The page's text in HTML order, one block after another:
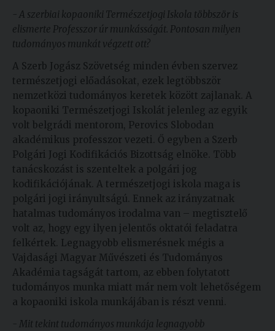
- A szerbiai kopaoniki Természetjogi Iskola többször is
elismerte Professzor úr munkásságát. Pontosan milyen
tudományos munkát végzett ott?
A Szerb Jogász Szövetség minden évben szervez
természetjogi előadásokat, ezek legtöbbször
nemzetközi tudományos keretek között zajlanak. A
kopaoniki Természetjogi Iskolát jelenleg az egyik
volt belgrádi mentorom, Perovics Slobodan
akadémikus professzor vezeti. Ő egyben a Szerb
Polgári Jogi Kodifikációs Bizottság elnöke. Több
tanácskozást is szenteltek a polgári jog
kodifikációjának. A természetjogi iskola maga is
polgári jogi irányultságú. Ennek az irányzatnak
hatalmas tudományos irodalma van – megtisztelő
volt az, hogy egy ilyen jelentős oktatói feladatra
felkértek. Legnagyobb elismerésnek mégis a
Vajdasági Magyar Művészeti és Tudományos
Akadémia tagságát tartom, az ebben folytatott
tudományos munka miatt már nem volt lehetőségem
a kopaoniki iskola munkájában is részt venni.
- Mit tekint tudományos munkája legnagyobb